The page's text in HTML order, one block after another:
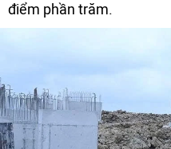
điểm phần trăm.